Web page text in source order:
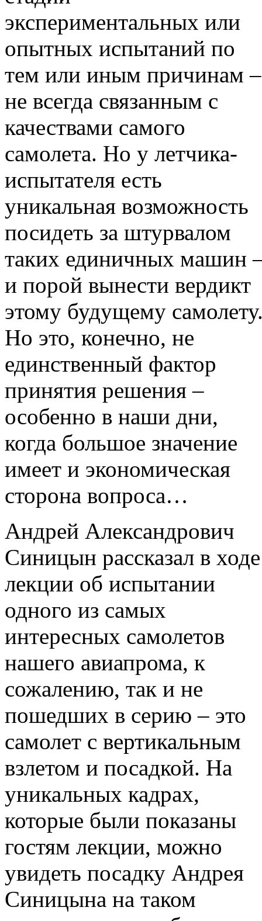
экспериментальных или
опытных испытаний по
тем или иным причинам –
не всегда связанным с
качествами самого
самолета. Но у летчика-
испытателя есть
уникальная возможность
посидеть за штурвалом
таких единичных машин
и порой вынести вердикт
этому будущему
Но это, конечно, не
единственный фактор
принятия решения –
особенно в наши дни,
когда большое значение
имеет и экономическая
сторона вопроса…
Андрей Александрович
Синицын рассказал в ходе
лекции об испытании
одного из самых
интересных самолетов
нашего авиапрома, к
сожалению, так и не
пошедших в серию – это
самолет с вертикальным
взлетом и посадкой. На
уникальных кадрах,
которые были показаны
гостям лекции, можно
увидеть посадку Андрея
Синицына на таком